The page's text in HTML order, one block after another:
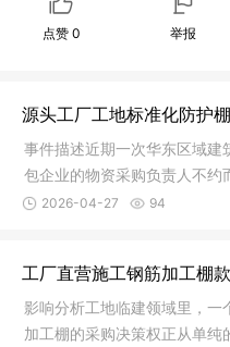
点赞 0 举报
源头工厂工地标准化防护
事件描述近期一次华东区域建
包企业的物资采购负责人不约
防护棚报
2026-04-27 94
工厂直营施工钢筋加工棚
影响分析工地临建领域里，一
加工棚的采购决策权正从单纯